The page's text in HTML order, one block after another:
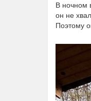
В ночном
он не
Поэтому